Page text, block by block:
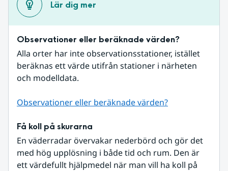
Lär dig mer
Observationer eller beräknade värden?
Alla orter har inte observationsstationer, istället
beräknas ett värde utifrån stationer i närheten
och modelldata.
Observationer eller beräknade värden?
Få koll på skurarna
En väderradar övervakar nederbörd och gör det
med hög upplösning i både tid och rum. Den är
ett värdefullt hjälpmedel när man vill ha koll på